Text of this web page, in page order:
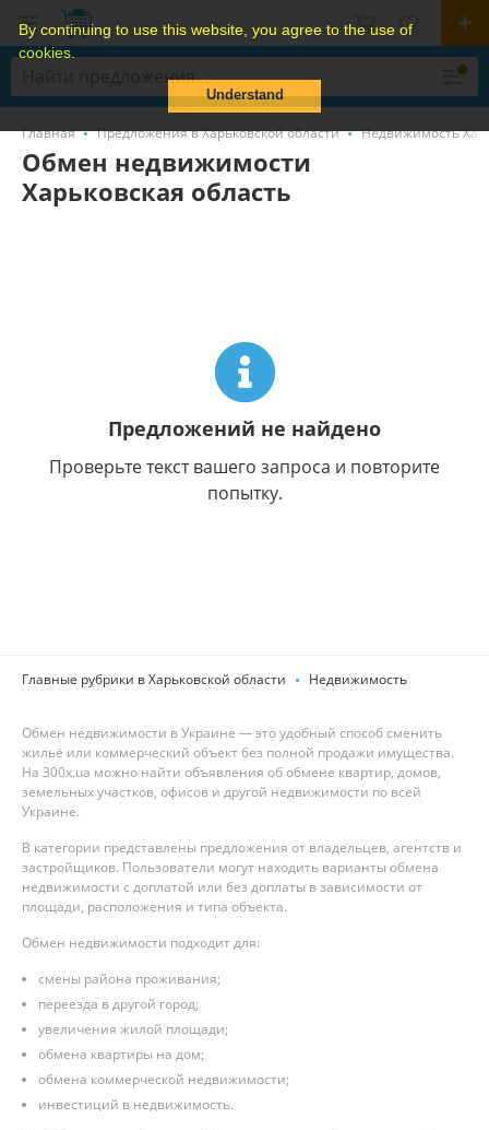
By continuing to use this website, you agree to the use of
cookies.
Understand
Главная Предложения в Харьковской области Недвижимость
Обмен недвижимости
Харьковская область
Предложений не найдено
Проверьте текст вашего запроса и повторите
попытку.
Главные рубрики в Харьковской области Недвижимость
Обмен недвижимости в Украине — это удобный способ сменить
жильё или коммерческий объект без полной продажи имущества.
На 300x.ua можно найти объявления об обмене квартир, домов,
земельных участков, офисов и другой недвижимости по всей
Украине.
В категории представлены предложения от владельцев, агентств и
застройщиков. Пользователи могут находить варианты обмена
недвижимости с доплатой или без доплаты в зависимости от
площади, расположения и типа объекта.
Обмен недвижимости подходит для:
смены района проживания;
переезда в другой город;
увеличения жилой площади;
обмена квартиры на дом;
обмена коммерческой недвижимости;
инвестиций в недвижимость.